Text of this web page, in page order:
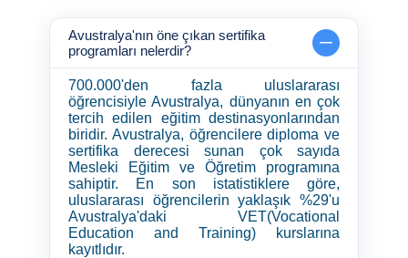
Avustralya'nın öne çıkan sertifika
programları nelerdir?
700.000'den fazla uluslararası
öğrencisiyle Avustralya, dünyanın en çok
tercih edilen eğitim destinasyonlarından
biridir. Avustralya, öğrencilere diploma ve
sertifika derecesi sunan çok sayıda
Mesleki Eğitim ve Öğretim programına
sahiptir. En son istatistiklere göre,
uluslararası öğrencilerin yaklaşık %29'u
Avustralya'daki VET(Vocational
Education and Training) kurslarına
kayıtlıdır.